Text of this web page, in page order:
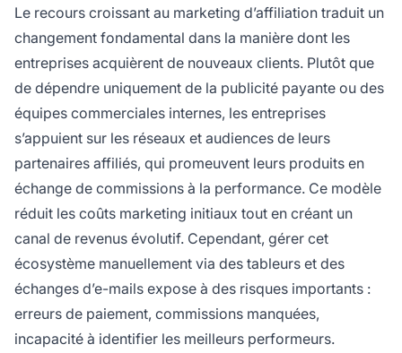
Le recours croissant au marketing d’affiliation traduit un
changement fondamental dans la manière dont les
entreprises acquièrent de nouveaux clients. Plutôt que
de dépendre uniquement de la publicité payante ou des
équipes commerciales internes, les entreprises
s’appuient sur les réseaux et audiences de leurs
partenaires affiliés, qui promeuvent leurs produits en
échange de commissions à la performance. Ce modèle
réduit les coûts marketing initiaux tout en créant un
canal de revenus évolutif. Cependant, gérer cet
écosystème manuellement via des tableurs et des
échanges d’e-mails expose à des risques importants :
erreurs de paiement, commissions manquées,
incapacité à identifier les meilleurs performeurs.